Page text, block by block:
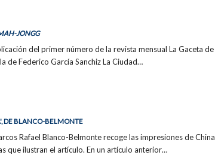
JONGG
del primer número de la revista mensual La Gaceta
de Federico García Sanchiz La Ciudad…
DE BLANCO-BELMONTE
Rafael Blanco-Belmonte recoge las impresiones de
que ilustran el artículo. En un artículo anterior…